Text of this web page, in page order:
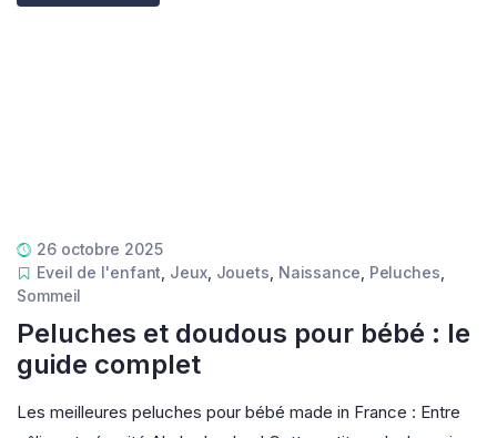
26 octobre 2025
Eveil de l'enfant Jeux, Jouets Naissance Peluches
Sommeil
Peluches et doudous pour bébé : le
guide complet
Les meilleures peluches pour bébé made in France : Entre